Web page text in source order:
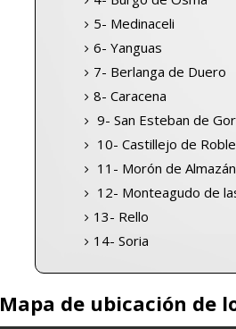
5- Medinaceli
6- Yanguas
7- Berlanga de Duero
8- Caracena
9- San Esteban de
10- Castillejo de
11- Morón de Almazán
12- Monteagudo de
13- Rello
14- Soria
Mapa de ubicación de